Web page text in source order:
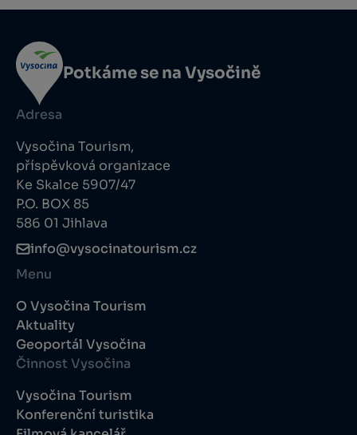
Potkáme se na Vysočině
Adresa
Vysočina Tourism,
příspěvková organizace
Ke Skalce 5907/47
P.O. BOX 85
586 01 Jihlava
info@vysocinatourism.cz
Menu
O Vysočina Tourism
Aktuality
Geoportál Vysočina
Činnost Vysočina
Vysočina Tourism
Konferenční turistika